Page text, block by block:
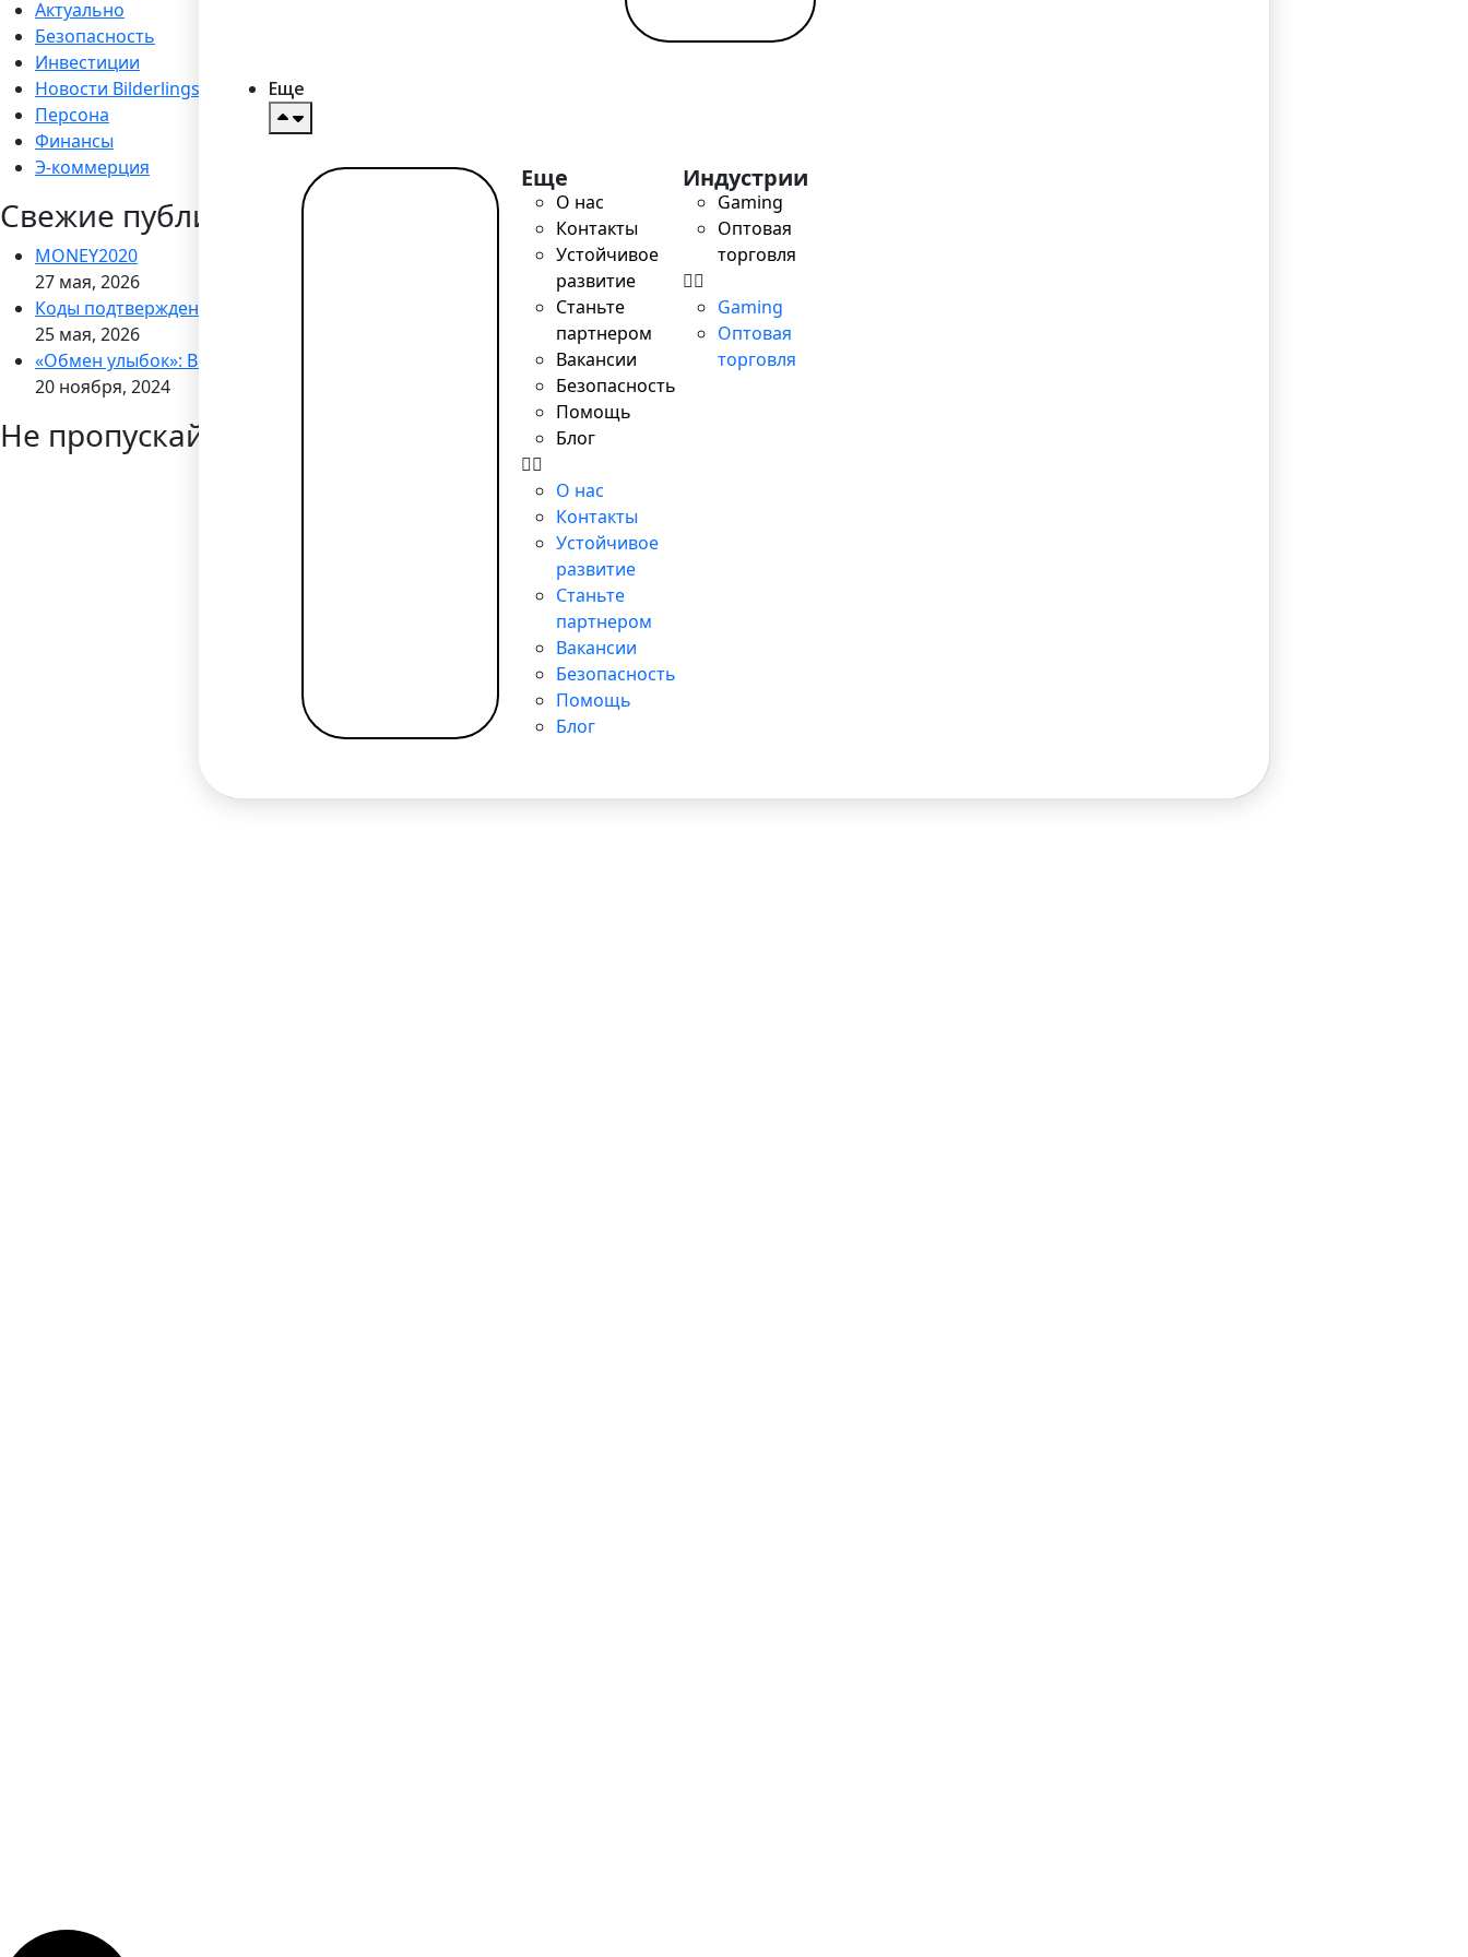
Еще
Еще
О нас
Контакты
Устойчивое
развитие
Станьте
партнером
Вакансии
Безопасность
Помощь
Блог
О нас
Контакты
Устойчивое
развитие
Станьте
партнером
Вакансии
Безопасность
Помощь
Блог
Индустрии
Gaming
Оптовая
торговля
Gaming
Оптовая
торговля
Актуально
Безопасность
Инвестиции
Новости Bilderlings
Персона
Финансы
Э-коммерция
Свежие публикации
MONEY2020
27 мая, 2026
Коды подтверждения через WhatsApp
25 мая, 2026
«Обмен улыбок»: Bilderlings запускает кампанию по поддержке детей в больницах
20 ноября, 2024
Не пропускайте новости